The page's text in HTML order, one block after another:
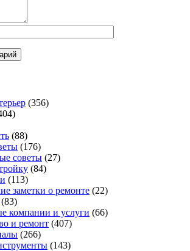
(356)
(88)
(176)
советы (27)
(84)
(113)
заметки о ремонте (22)
(83)
компании и услуги (66)
и ремонт (407)
(266)
(143)